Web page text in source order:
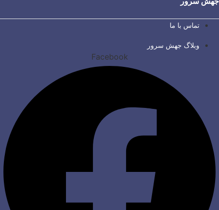
تماس با ما
وبلاگ جهش سرور
Facebook